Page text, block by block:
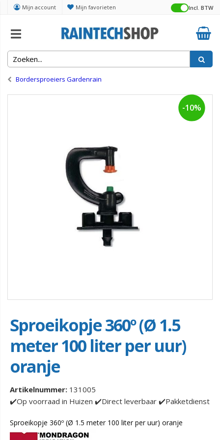
Mijn account Mijn favorieten Incl. BTW
Home
Micro irrigatie en druppelsystemen
Bordersproeiers Gardenrain
-10%
Sproeikopje 360º (Ø 1.5
meter 100 liter per uur)
oranje
Artikelnummer: 131005
✔️Op voorraad in Huizen ✔️Direct leverbaar ✔️Pakketdienst